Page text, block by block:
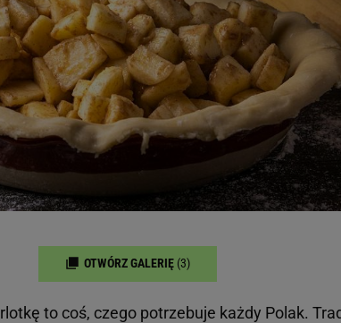
OTWÓRZ GALERIĘ (3)
to coś, czego potrzebuje każdy Polak.